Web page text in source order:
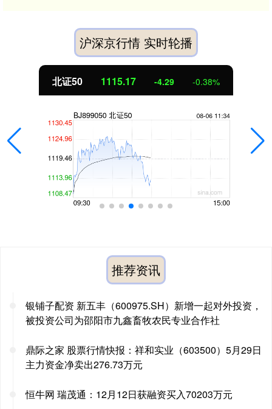
沪深京行情 实时轮播
北证50 1115.17 -4.29 -0.38%
推荐资讯
银铺子配资 新五丰（600975.SH）新增一起对外投资，
被投资公司为邵阳市九鑫畜牧农民专业合作社
鼎际之家 股票行情快报：祥和实业（603500）5月29日
主力资金净卖出276.73万元
恒牛网 瑞茂通：12月12日获融资买入70203万元